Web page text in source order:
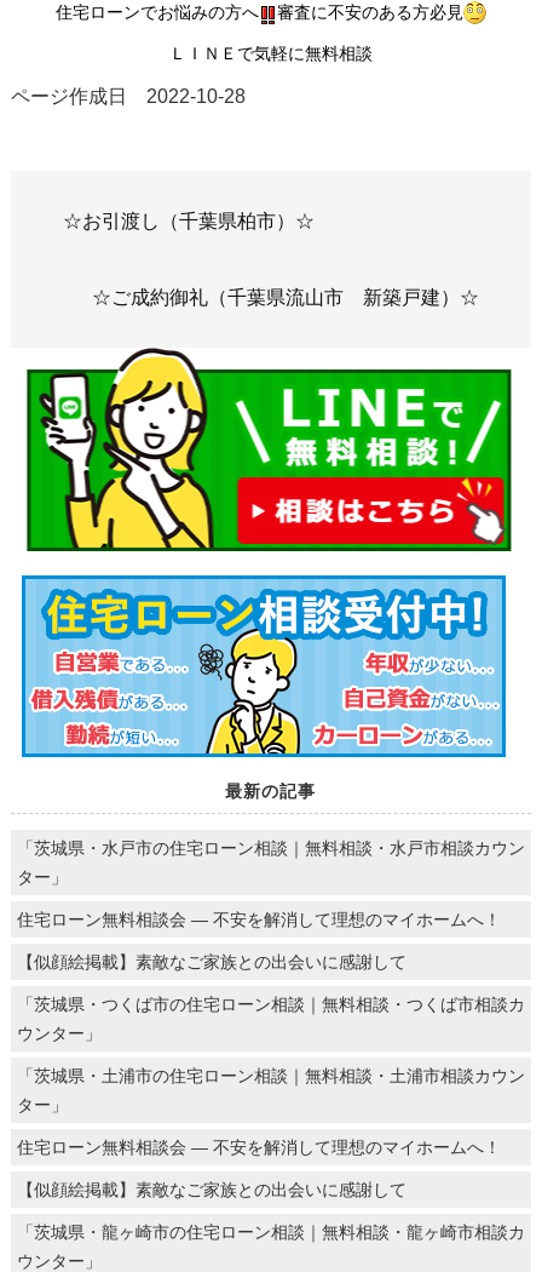
住宅ローンでお悩みの方へ 審査に不安のある方必見
ＬＩＮＥで気軽に無料相談
ページ作成日 2022-10-28
☆お引渡し（千葉県柏市）☆
☆ご成約御礼（千葉県流山市 新築戸建）☆
最新の記事
「茨城県・水戸市の住宅ローン相談｜無料相談・水戸市相談カウン
ター」
住宅ローン無料相談会 ― 不安を解消して理想のマイホームへ！
【似顔絵掲載】素敵なご家族との出会いに感謝して
「茨城県・つくば市の住宅ローン相談｜無料相談・つくば市相談カ
ウンター」
「茨城県・土浦市の住宅ローン相談｜無料相談・土浦市相談カウン
ター」
住宅ローン無料相談会 ― 不安を解消して理想のマイホームへ！
【似顔絵掲載】素敵なご家族との出会いに感謝して
「茨城県・龍ヶ崎市の住宅ローン相談｜無料相談・龍ヶ崎市相談カ
ウンター」